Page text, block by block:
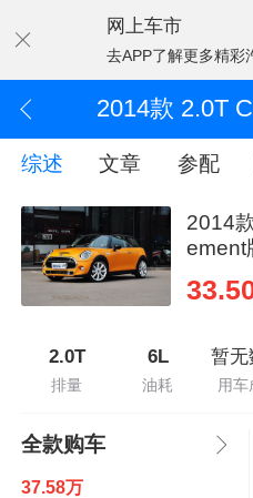
网上车市
去APP了解更多精彩
综述 文章 参配
2014
ement
2.0T
排量
6L
油耗
暂无
用车
全款购车
37.58万